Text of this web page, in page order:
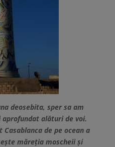
deosebita, sper sa am
aprofundat alături de voi.
de pe ocean a
măreția moscheii și